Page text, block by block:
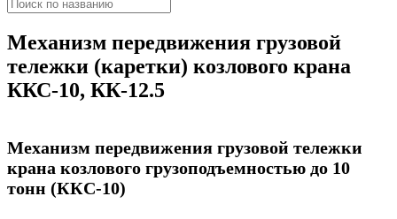
Механизм передвижения грузовой
тележки (каретки) козлового крана
ККС-10, КК-12.5
Механизм передвижения грузовой тележки
крана козлового грузоподъемностью до 10
тонн (ККС-10)